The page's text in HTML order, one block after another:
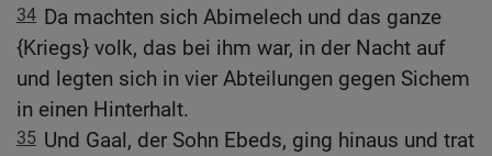
34 Da machten sich Abimelech und das ganze
{Kriegs} volk, das bei ihm war, in der Nacht auf
und legten sich in vier Abteilungen gegen Sichem
in einen Hinterhalt.
35 Und Gaal, der Sohn Ebeds, ging hinaus und trat